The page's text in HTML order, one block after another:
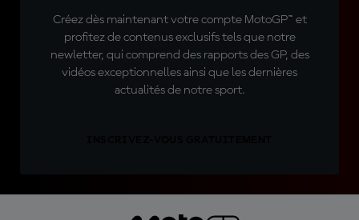
Créez dès maintenant votre compte MotoGP™ et
profitez de contenus exclusifs tels que notre
newletter, qui comprend des rapports des GP, des
vidéos exceptionnelles ainsi que les dernières
actualités de notre sport.